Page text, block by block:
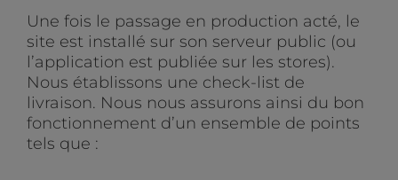
Une fois le passage en production acté, le
site est installé sur son serveur public (ou
l’application est publiée sur les stores).
Nous établissons une check-list de
livraison. Nous nous assurons ainsi du bon
fonctionnement d’un ensemble de points
tels que :